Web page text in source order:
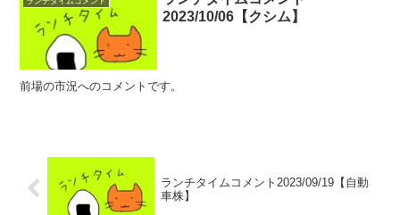
2023/10/06【クシム】
前場の市況へのコメントです。
ランチタイムコメント2023/09/19【自動
車株】